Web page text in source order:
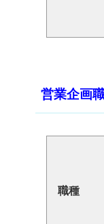
営業企画
職種